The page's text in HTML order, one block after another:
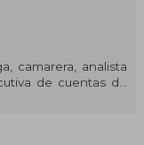
camarera, analista
de cuentas de
ha trabajado en